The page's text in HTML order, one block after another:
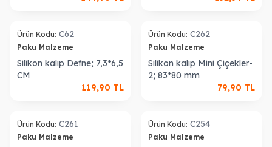
Ürün Kodu: C62
Paku Malzeme
Silikon kalıp Defne; 7,3*6,5
CM
119,90 TL
Ürün Kodu: C262
Paku Malzeme
Silikon kalıp Mini Çiçekler-
2; 83*80 mm
79,90 TL
Ürün Kodu: C261
Paku Malzeme
Ürün Kodu: C254
Paku Malzeme